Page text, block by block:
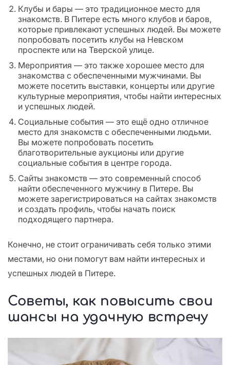
Клубы и бары — это традиционное место для
знакомств. В Питере есть много клубов и баров,
которые привлекают успешных людей. Вы можете
попробовать посетить клубы на Невском
проспекте или на Тверской улице.
Мероприятия — это также хорошее место для
знакомства с обеспеченными мужчинами. Вы
можете посетить выставки, концерты или другие
культурные мероприятия, чтобы найти интересных
и успешных людей.
Социальные события — это ещё одно отличное
место для знакомств с обеспеченными людьми.
Вы можете попробовать посетить
благотворительные аукционы или другие
социальные события в центре города.
Сайты знакомств — это современный способ
найти обеспеченного мужчину в Питере. Вы
можете зарегистрироваться на сайтах знакомств
и создать профиль, чтобы начать поиск
подходящего партнера.
Конечно, не стоит ограничивать себя только этими
местами, но они помогут вам найти интересных и
успешных людей в Питере.
Советы, как повысить свои
шансы на удачную встречу